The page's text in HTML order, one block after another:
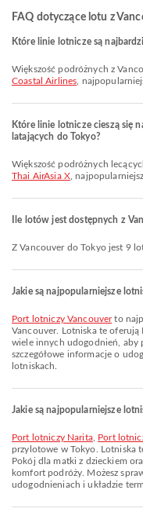
FAQ dotyczące lotu z
Które linie lotnicze są
Większość podróżnych z
Coastal Airlines ,
Które linie lotnicze cieszą się
latających do Tokyo?
Większość podróżnych
Thai AirAsia X,
Ile lotów jest dostępnych z
Z Vancouver do Tokyo jest 9
Jakie są najpopularniejsze
Port lotniczy Vancouverto
Vancouver. Lotniska te oferują
wiele innych udogodnień, aby
szczegółowe informacje o
lotniskach.
Jakie są najpopularniejsze
Port lotniczy Narita, Port
przylotowe w Tokyo. Lotniska
Pokój dla matki z dzieckiem
komfort podróży. Możesz
udogodnieniach i układzie